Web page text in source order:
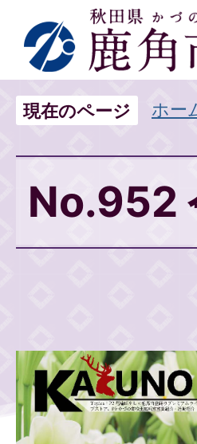
現在のページ ホー
No.952